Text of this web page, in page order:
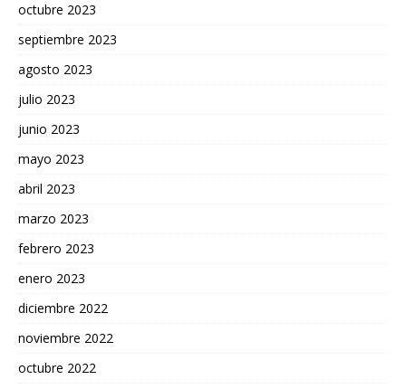
octubre 2023
septiembre 2023
agosto 2023
julio 2023
junio 2023
mayo 2023
abril 2023
marzo 2023
febrero 2023
enero 2023
diciembre 2022
noviembre 2022
octubre 2022